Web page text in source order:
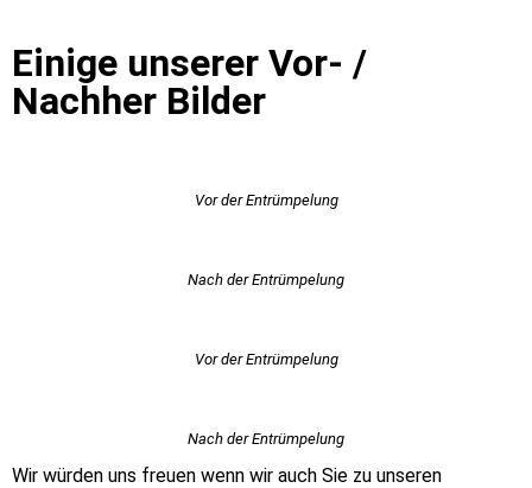
Einige unserer Vor- /
Nachher Bilder
Vor der Entrümpelung
Nach der Entrümpelung
Vor der Entrümpelung
Nach der Entrümpelung
Wir würden uns freuen wenn wir auch Sie zu unseren